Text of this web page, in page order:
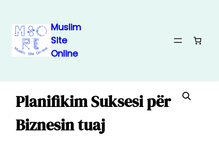
Skip
Muslim
Site
Online
Home / Produkt/Teknologji
/ Planifikim Suksesi për Biznesin
tuaj
Planifikim Suksesi për
Biznesin tuaj